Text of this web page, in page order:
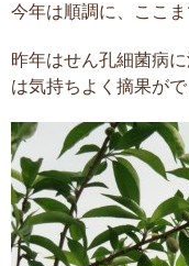
今年は順調に、ここま
昨年はせん孔細菌病
は気持ちよく摘果がで